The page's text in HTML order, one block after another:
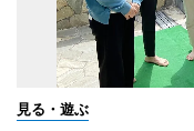
見る・遊ぶ